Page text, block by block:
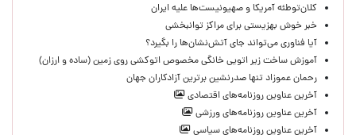
کلان‌توطئه آمریکا و صهیونیست‌ها علیه ایران
خبر خوش بهزیستی برای مراکز توانبخشی
آیا فناوری می‌تواند جای آتش‌نشان‌ها را بگیرد؟
آموزش ساخت زیر اتویی خانگی مخصوص اتوکشی روی زمین (ساده و ارزان)
رحمان عموزاد تنها صدرنشین برترین آزادکاران جهان
آخرین عناوین روزنامه‌های اقتصادی
آخرین عناوین روزنامه‌های ورزشی
آخرین عناوین روزنامه‌های سیاسی